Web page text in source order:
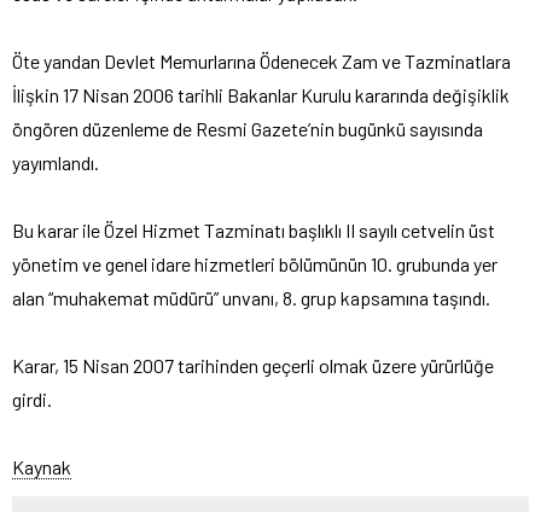
Öte yandan Devlet Memurlarına Ödenecek Zam ve Tazminatlara
İlişkin 17 Nisan 2006 tarihli Bakanlar Kurulu kararında değişiklik
öngören düzenleme de Resmi Gazete’nin bugünkü sayısında
yayımlandı.
Bu karar ile Özel Hizmet Tazminatı başlıklı II sayılı cetvelin üst
yönetim ve genel idare hizmetleri bölümünün 10. grubunda yer
alan “muhakemat müdürü” unvanı, 8. grup kapsamına taşındı.
Karar, 15 Nisan 2007 tarihinden geçerli olmak üzere yürürlüğe
girdi.
Kaynak